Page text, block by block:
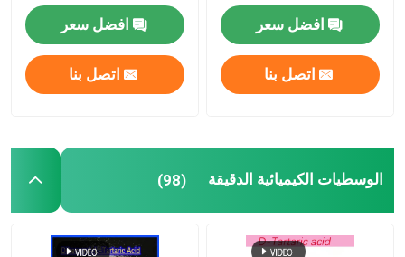
الملحقات الغذائية الكيميائية
إضافات الأعلاف الحيوانية
زجاجات المختبر
أكواب المختبرات
58-3
افضل سعر
اتصل بنا
Methyl-1-Propanol
افضل سعر
اتصل بنا
الوسطيات الكيميائية الدقيقة (98)